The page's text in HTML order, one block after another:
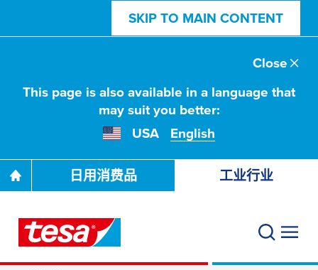
SKIP TO MAIN CONTENT
This page is also available in a language that
may suit you better:
USA
English
Close
日用消费品 工业行业